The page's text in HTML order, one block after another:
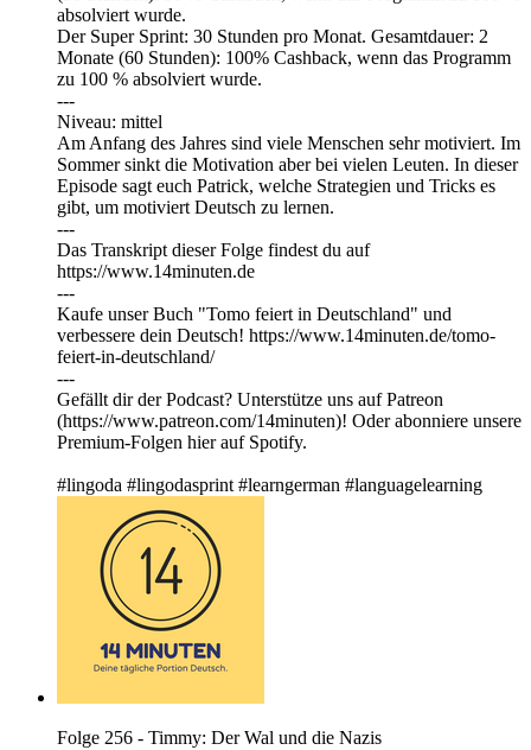
absolviert wurde.
Der Super Sprint: 30 Stunden pro Monat. Gesamtdauer: 2
Monate (60 Stunden): 100% Cashback, wenn das Programm
zu 100 % absolviert wurde.
---
Niveau: mittel
Am Anfang des Jahres sind viele Menschen sehr motiviert. Im
Sommer sinkt die Motivation aber bei vielen Leuten. In dieser
Episode sagt euch Patrick, welche Strategien und Tricks es
gibt, um motiviert Deutsch zu lernen.
---
Das Transkript dieser Folge findest du auf
https://⁠⁠⁠⁠⁠⁠⁠⁠⁠⁠⁠⁠www.14minuten.de ⁠⁠⁠⁠⁠⁠⁠⁠⁠⁠
---
Kaufe unser Buch "Tomo feiert in Deutschland" und
verbessere dein Deutsch! https://www.14minuten.de/tomo-
feiert-in-deutschland/
---
Gefällt dir der Podcast? Unterstütze uns auf ⁠⁠⁠⁠⁠⁠⁠⁠⁠⁠⁠⁠Patreon
(https://www.patreon.com/14minuten)⁠⁠⁠⁠⁠⁠⁠⁠⁠⁠⁠⁠! Oder abonniere unsere
Premium-Folgen hier auf Spotify.
#lingoda #lingodasprint #learngerman #languagelearning
Folge 256 - Timmy: Der Wal und die Nazis